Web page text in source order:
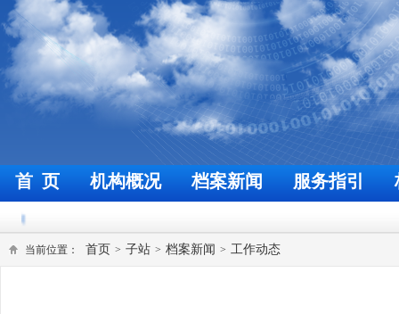
首 页 机构概况 档案新闻 服务指引
当前位置： 首页 > 子站 > 档案新闻 > 工作动态